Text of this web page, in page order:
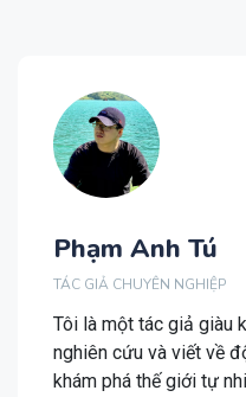
Phạm Anh Tú
TÁC GIẢ CHUYÊN NGHIỆP
Tôi là một tác giả giàu
nghiên cứu và viết về
khám phá thế giới tự